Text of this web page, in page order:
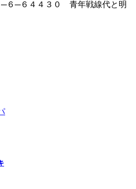
─６４４３０ 青年戦線代と明